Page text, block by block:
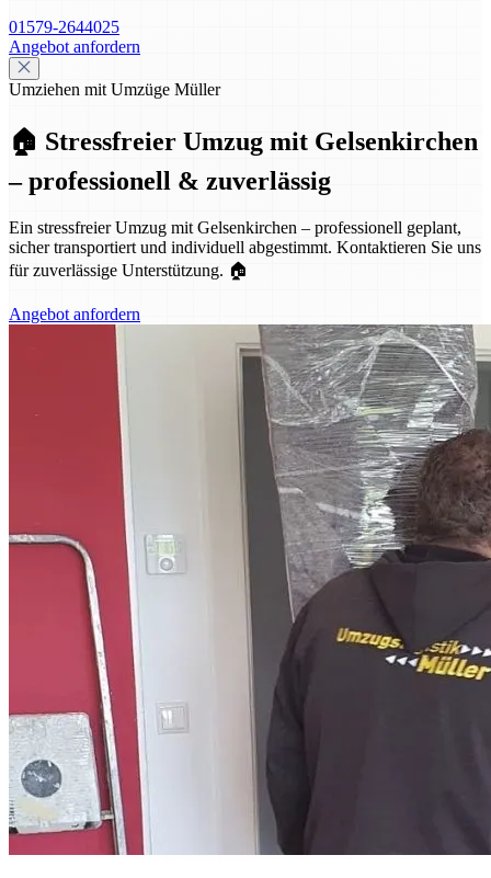
01579-2644025
Angebot anfordern
Umziehen mit Umzüge Müller
🏠 Stressfreier Umzug mit Gelsenkirchen
– professionell & zuverlässig
Ein stressfreier Umzug mit Gelsenkirchen – professionell geplant,
sicher transportiert und individuell abgestimmt. Kontaktieren Sie uns
für zuverlässige Unterstützung. 🏠
Angebot anfordern